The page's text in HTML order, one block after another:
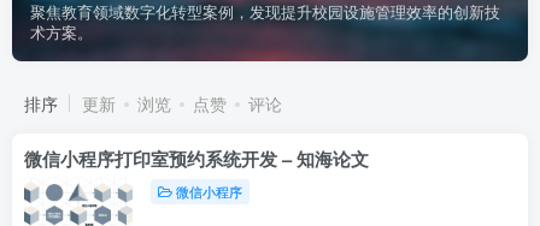
聚焦教育领域数字化转型案例，发现提升校园设施管理效率的创新技
术方案。
排序 更新 浏览 点赞 评论
微信小程序打印室预约系统开发 – 知海论文
微信小程序